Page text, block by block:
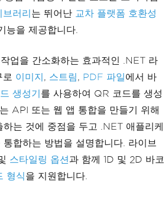
러리 는 뛰어난 교차 플랫폼 호환성
능을 제공합니다.
업을 간소화하는 효과적인 .NET 라
로 이미지 , 스트림, PDF 파일에서 바
생성기 를 사용하여 QR 코드를 생성
API 또는 웹 앱 통합을 만들기 위해
는 것에 중점을 두고 .NET 애플리케
합하는 방법을 설명합니다. 라이브
스타일링 옵션과 함께 1D 및 2D 바코
형식을 지원합니다.